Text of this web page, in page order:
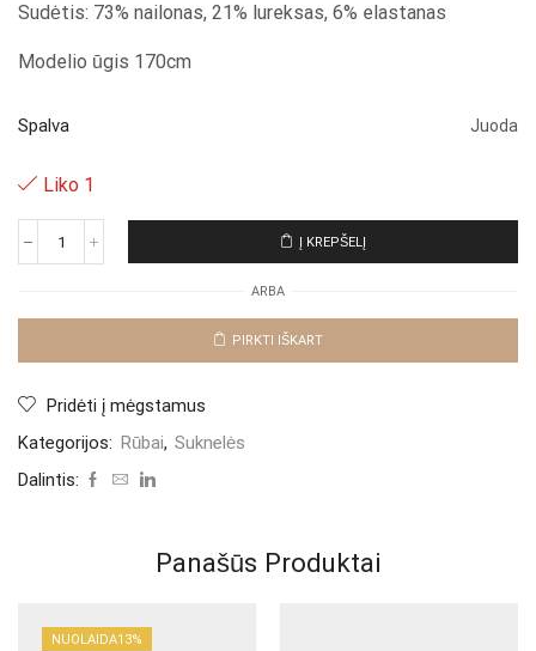
Sudėtis: 73% nailonas, 21% lureksas, 6% elastanas
Modelio ūgis 170cm
Spalva Juoda
Liko 1
produkto
"Black
Į KREPŠELĮ
ARBA
PIRKTI IŠKART
Pridėti į mėgstamus
Kategorijos: Rūbai, Suknelės
Dalintis:
Panašūs Produktai
NUOLAIDA13%